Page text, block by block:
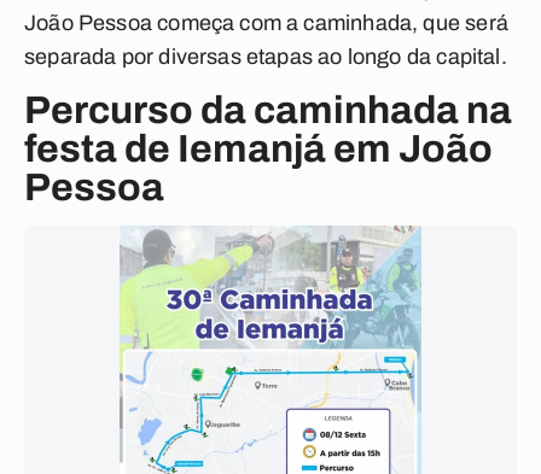
João Pessoa começa com a caminhada, que será
separada por diversas etapas ao longo da capital.
Percurso da caminhada na
festa de Iemanjá em João
Pessoa